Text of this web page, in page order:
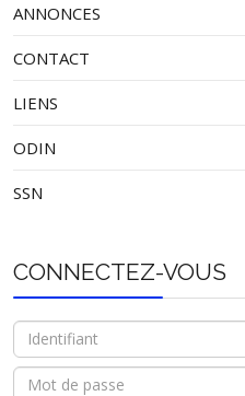
ANNONCES
CONTACT
LIENS
ODIN
SSN
CONNECTEZ-VOUS
Identifiant
Mot de passe